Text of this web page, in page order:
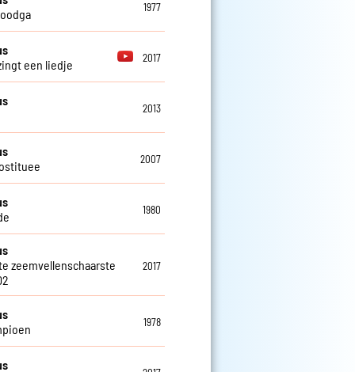
1977
een liedje
2017
2013
2007
1980
zeemvellenschaarste
2017
1978